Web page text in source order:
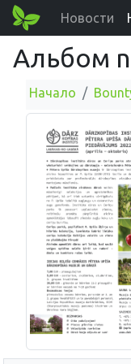
Новости
Альбом
Начало